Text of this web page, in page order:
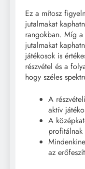
Ez a mítosz
jutalmakat
rangokban. Míg
jutalmakat
játékosok is
részvétel és a
hogy széles
A
aktív
A
profitálnak
az